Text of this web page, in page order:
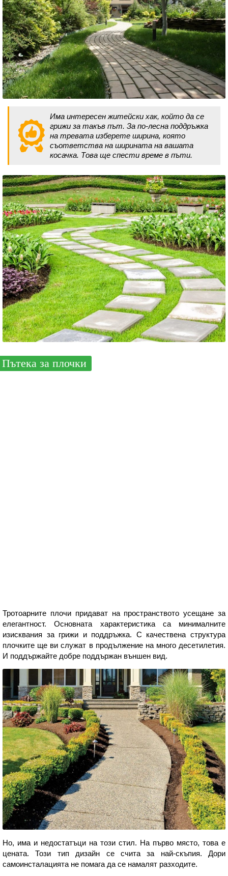
Има интересен житейски хак, който да се
грижи за такъв път. За по-лесна поддръжка
на тревата изберете ширина, която
съответства на ширината на вашата
косачка. Това ще спести време в пъти.
Пътека за плочки
Тротоарните плочи придават на пространството усещане за
елегантност. Основната характеристика са минималните
изисквания за грижи и поддръжка. С качествена структура
плочките ще ви служат в продължение на много десетилетия.
И поддържайте добре поддържан външен вид.
Но, има и недостатъци на този стил. На първо място, това е
цената. Този тип дизайн се счита за най-скъпия. Дори
самоинсталацията не помага да се намалят разходите.